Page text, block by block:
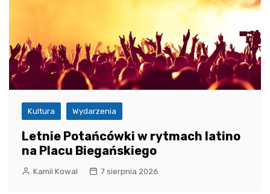
Kultura Wydarzenia
Letnie Potańcówki w rytmach latino
na Placu Biegańskiego
Kamil Kowal 7 sierpnia 2026